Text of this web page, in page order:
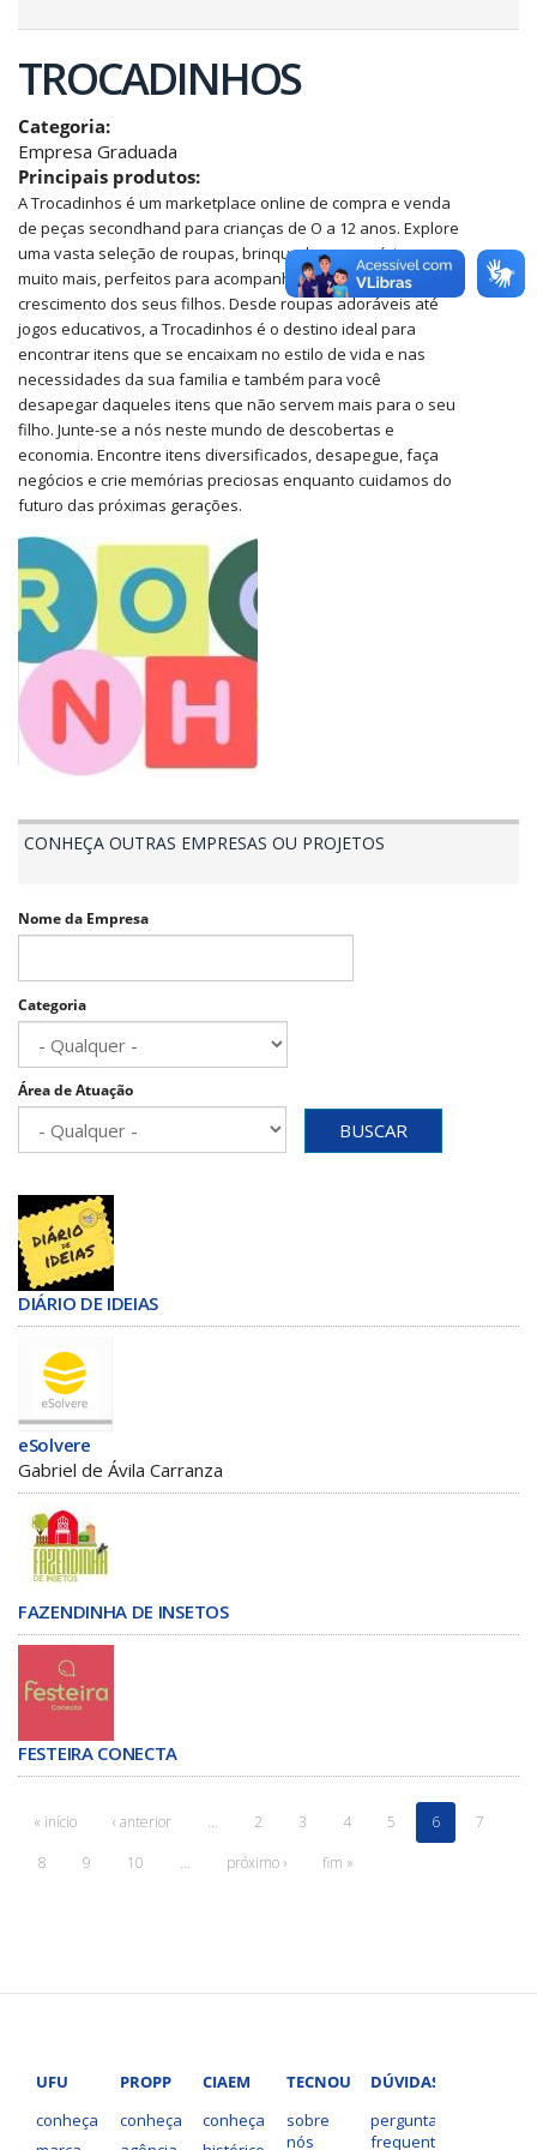
TROCADINHOS
Categoria:
Empresa Graduada
Principais produtos:
A Trocadinhos é um marketplace online de compra e venda
de peças secondhand para crianças de O a 12 anos. Explore
uma vasta seleção de roupas, brinquedos, acessórios e
muito mais, perfeitos para acompanhar cada etapa do
crescimento dos seus filhos. Desde roupas adoráveis até
jogos educativos, a Trocadinhos é o destino ideal para
encontrar itens que se encaixam no estilo de vida e nas
necessidades da sua familia e também para você
desapegar daqueles itens que não servem mais para o seu
filho. Junte-se a nós neste mundo de descobertas e
economia. Encontre itens diversificados, desapegue, faça
negócios e crie memórias preciosas enquanto cuidamos do
futuro das próximas gerações.
CONHEÇA OUTRAS EMPRESAS OU PROJETOS
Nome da Empresa
Categoria
Área de Atuação
BUSCAR
DIÁRIO DE IDEIAS
eSolvere
Gabriel de Ávila Carranza
FAZENDINHA DE INSETOS
FESTEIRA CONECTA
« início ‹ anterior … 2 3 4 5 6
7
8
9 10 … próximo › fim »
UFU
conheça
PROPP
conheça
CIAEM
conheça
TECNOUFU
sobre
nós
DÚVIDAS?
perguntas
frequentes